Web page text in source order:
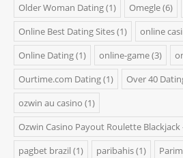
Older Woman Dating(1) Omegle(6)
Online Best Dating Sites(1) online
Online Dating(1) online-game(3)
Ourtime.com Dating(1) Over 40
ozwin au casino (1)
Ozwin Casino Payout Roulette Blackjack
pagbet brazil (1) paribahis(1)